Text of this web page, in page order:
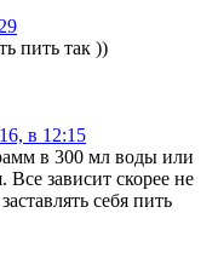
пить так ))
в 12:15
в 300 мл воды или
зависит скорее не
себя пить